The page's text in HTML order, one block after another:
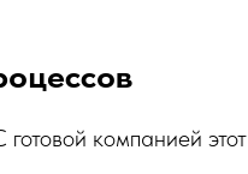
компанией этот